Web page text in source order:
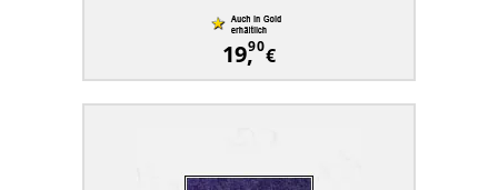
19,90€